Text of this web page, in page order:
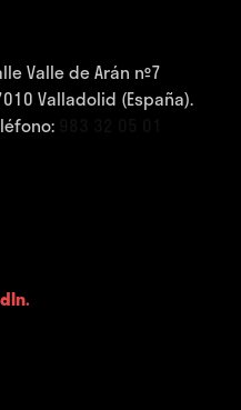
Valle de Arán nº7
Valladolid (España).